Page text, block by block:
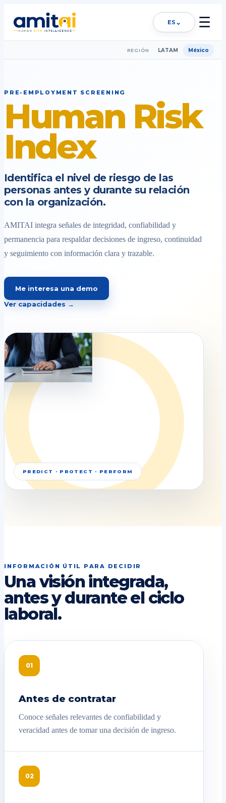
ES ⌄ ☰
REGIÓN LATAM México
PRE-EMPLOYMENT SCREENING
Human Risk
Index
Identifica el nivel de riesgo de las
personas antes y durante su relación
con la organización.
AMITAI integra señales de integridad, confiabilidad y
permanencia para respaldar decisiones de ingreso, continuidad
y seguimiento con información clara y trazable.
Me interesa una demo
Ver capacidades →
PREDICT · PROTECT · PERFORM
INFORMACIÓN ÚTIL PARA DECIDIR
Una visión integrada,
antes y durante el ciclo
laboral.
01
Antes de contratar
Conoce señales relevantes de confiabilidad y
veracidad antes de tomar una decisión de ingreso.
02